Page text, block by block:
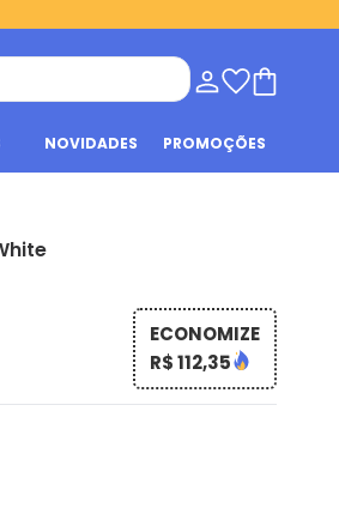
NOVIDADES PROMOÇÕES
ECONOMIZE
R$ 112,35